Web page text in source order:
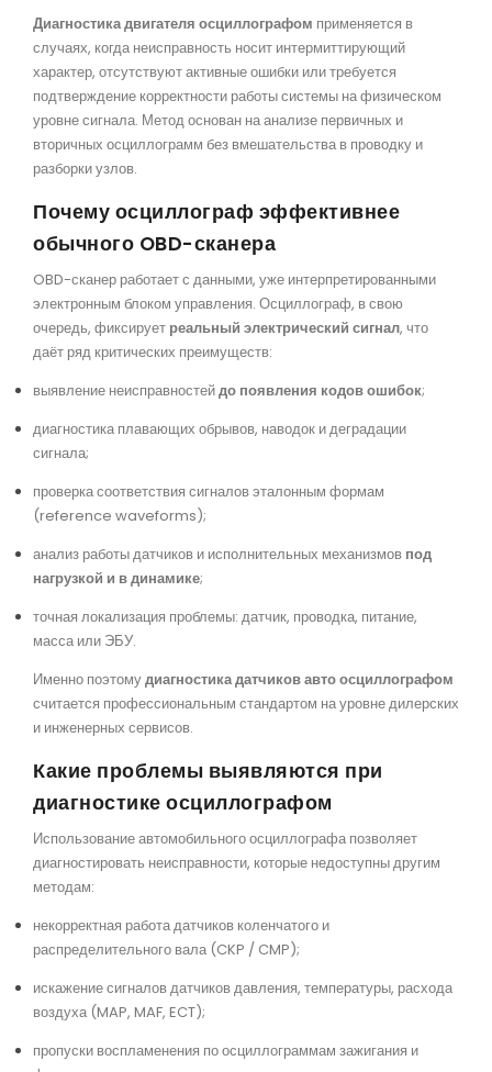
Диагностика двигателя осциллографом применяется в
случаях, когда неисправность носит интермиттирующий
характер, отсутствуют активные ошибки или требуется
подтверждение корректности работы системы на физическом
уровне сигнала. Метод основан на анализе первичных и
вторичных осциллограмм без вмешательства в проводку и
разборки узлов.
Почему осциллограф эффективнее
обычного OBD-сканера
OBD-сканер работает с данными, уже интерпретированными
электронным блоком управления. Осциллограф, в свою
очередь, фиксирует реальный электрический сигнал, что
даёт ряд критических преимуществ:
выявление неисправностейдо появления кодов ошибок;
диагностика плавающих обрывов, наводок и деградации
сигнала;
проверка соответствия сигналов эталонным формам
(reference waveforms);
анализ работы датчиков и исполнительных механизмов под
нагрузкой и в динамике;
точная локализация проблемы: датчик, проводка, питание,
масса или ЭБУ.
Именно поэтомудиагностика датчиков авто осциллографом
считается профессиональным стандартом на уровне дилерских
и инженерных сервисов.
Какие проблемы выявляются при
диагностике осциллографом
Использование автомобильного осциллографа позволяет
диагностировать неисправности, которые недоступны другим
методам:
некорректная работа датчиков коленчатого и
распределительного вала (CKP / CMP);
искажение сигналов датчиков давления, температуры, расхода
воздуха (MAP, MAF, ECT);
пропуски воспламенения по осциллограммам зажигания и